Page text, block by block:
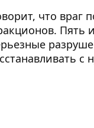
что враг
Пять
с